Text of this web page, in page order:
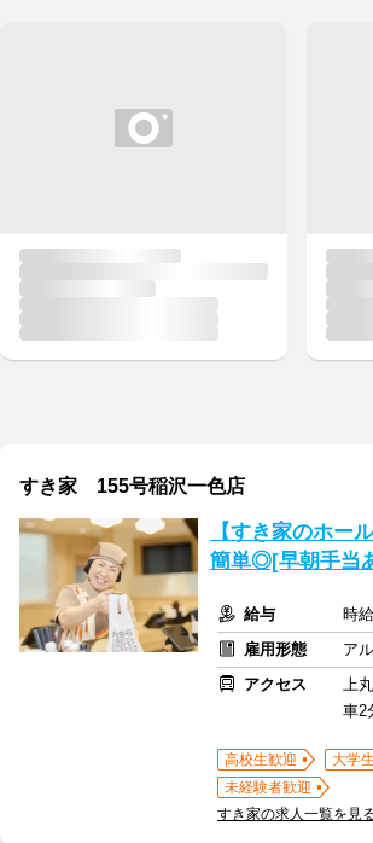
すき家 155号稲沢一色店
【すき家のホー
簡単◎[早朝手当
給与
時
雇用形態
ア
アクセス
上
車2
高校生歓迎 大学
未経験者歓迎
すき家の求人一覧を見